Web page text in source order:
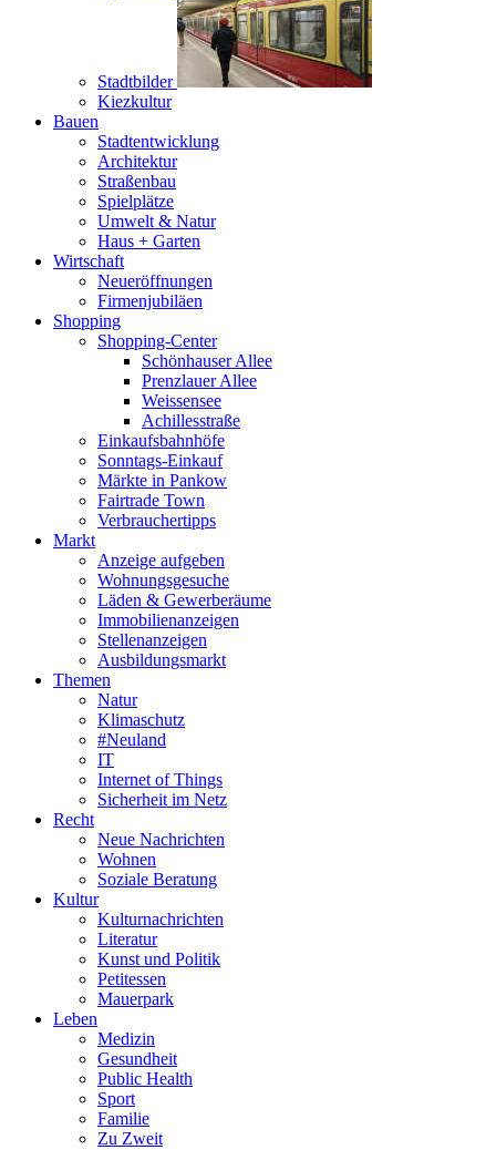
Stadtbilder
Kiezkultur
Bauen
Stadtentwicklung
Architektur
Straßenbau
Spielplätze
Umwelt & Natur
Haus + Garten
Wirtschaft
Neueröffnungen
Firmenjubiläen
Shopping
Shopping-Center
Schönhauser Allee
Prenzlauer Allee
Weissensee
Achillesstraße
Einkaufsbahnhöfe
Sonntags-Einkauf
Märkte in Pankow
Fairtrade Town
Verbrauchertipps
Markt
Anzeige aufgeben
Wohnungsgesuche
Läden & Gewerberäume
Immobilienanzeigen
Stellenanzeigen
Ausbildungsmarkt
Themen
Natur
Klimaschutz
#Neuland
IT
Internet of Things
Sicherheit im Netz
Recht
Neue Nachrichten
Wohnen
Soziale Beratung
Kultur
Kulturnachrichten
Literatur
Kunst und Politik
Petitessen
Mauerpark
Leben
Medizin
Gesundheit
Public Health
Sport
Familie
Zu Zweit